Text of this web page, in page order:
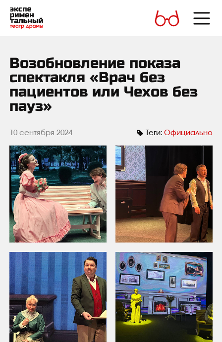
Возобновление показа
спектакля «Врач без
пациентов или Чехов без
пауз»
10 сентября 2024 Теги: Официально